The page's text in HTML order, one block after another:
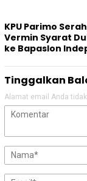
KPU Parimo
Vermin Syarat
ke Bapaslon
Tinggalkan
Alamat email Anda